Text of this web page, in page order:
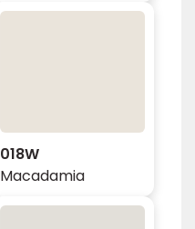
018W
Macadamia